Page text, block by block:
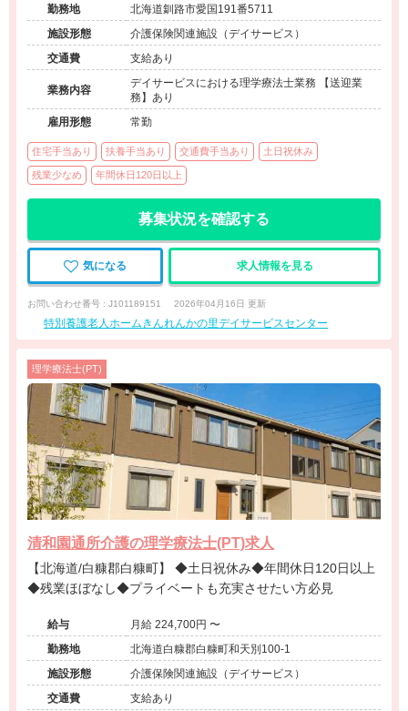
勤務地
北海道釧路市愛国191番5711
施設形態
介護保険関連施設（デイサービス）
交通費
支給あり
業務内容
デイサービスにおける理学療法士業務 【送迎業
務】あり
雇用形態
常勤
住宅手当あり 扶養手当あり 交通費手当あり 土日祝休み
残業少なめ 年間休日120日以上
募集状況を確認する
気になる 求人情報を見る
お問い合わせ番号 : J101189151 2026年04月16日 更新
特別養護老人ホームきんれんかの里デイサービスセンター
理学療法士(PT)
清和園通所介護の理学療法士(PT)求人
【北海道/白糠郡白糠町】 ◆土日祝休み◆年間休日120日以上
◆残業ほぼなし◆プライベートも充実させたい方必見
給与
月給 224,700円 〜
勤務地
北海道白糠郡白糠町和天別100-1
施設形態
介護保険関連施設（デイサービス）
交通費
支給あり